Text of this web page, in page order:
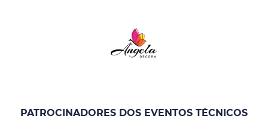
PATROCINADORES DOS EVENTOS TÉCNICOS